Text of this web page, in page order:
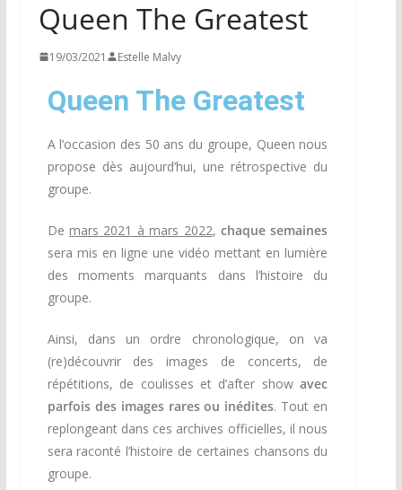
Queen The Greatest
19/03/2021 Estelle Malvy
Queen The Greatest
A l’occasion des 50 ans du groupe, Queen nous
propose dès aujourd’hui, une rétrospective du
groupe.
De mars 2021 à mars 2022, chaque semaines
sera mis en ligne une vidéo mettant en lumière
des moments marquants dans l’histoire du
groupe.
Ainsi, dans un ordre chronologique, on va
(re)découvrir des images de concerts, de
répétitions, de coulisses et d’after showavec
parfois des images rares ou inédites. Tout en
replongeant dans ces archives officielles, il nous
sera raconté l’histoire de certaines chansons du
groupe.